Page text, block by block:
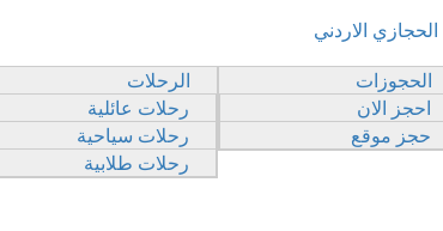
الاردني
الرحلات
رحلات عائلية
رحلات سياحية
رحلات طلابية
الحجوزات
احجز الان
حجز موقع